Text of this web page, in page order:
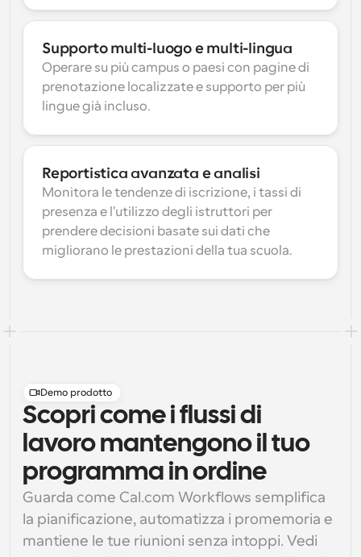
Supporto multi-luogo e multi-lingua
Operare su più campus o paesi con pagine di
prenotazione localizzate e supporto per più
lingue già incluso.
Reportistica avanzata e analisi
Monitora le tendenze di iscrizione, i tassi di
presenza e l'utilizzo degli istruttori per
prendere decisioni basate sui dati che
migliorano le prestazioni della tua scuola.
Demo prodotto
Scopri come i flussi di
lavoro mantengono il tuo
programma in ordine
Guarda come Cal.com Workflows semplifica
la pianificazione, automatizza i promemoria e
mantiene le tue riunioni senza intoppi. Vedi